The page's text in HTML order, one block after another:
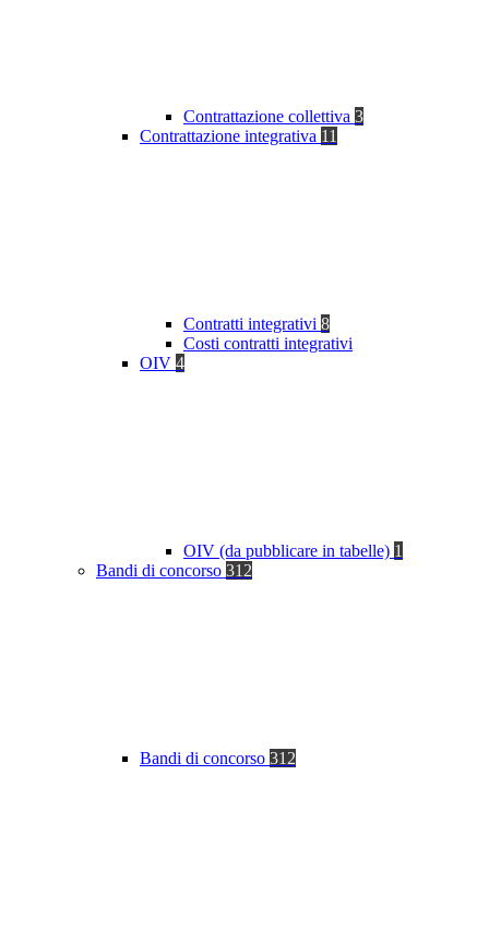
Contrattazione collettiva 3
Contrattazione integrativa 11
Contratti integrativi 8
Costi contratti integrativi
OIV 4
OIV (da pubblicare in tabelle) 1
Bandi di concorso 312
Bandi di concorso 312